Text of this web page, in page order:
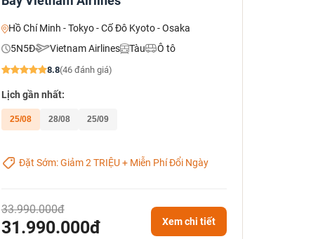
Hồ Chí Minh - Tokyo - Cố Đô Kyoto - Osaka
5N5Đ
Vietnam Airlines Tàu Ô tô
8.8(46 đánh giá)
Lịch gần nhất:
25/08 28/08 25/09
Đặt Sớm: Giảm 2 TRIỆU + Miễn Phí Đổi Ngày
33.990.000đ
31.990.000đ Xem chi tiết